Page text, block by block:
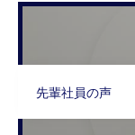
先輩社員の声